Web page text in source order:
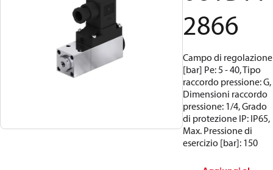
2866
Campo di regolazione
[bar] Pe: 5 - 40, Tipo
raccordo pressione: G,
Dimensioni raccordo
pressione: 1/4, Grado
di protezione IP: IP65,
Max. Pressione di
esercizio [bar]: 150